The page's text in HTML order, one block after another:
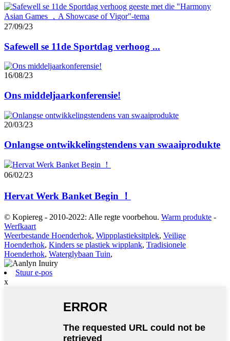
27/09/23
Safewell se 11de Sportdag verhoog ...
16/08/23
Ons middeljaarkonferensie!
20/03/23
Onlangse ontwikkelingstendens van swaaiprodukte
06/02/23
Hervat Werk Banket Begin ！
© Kopiereg - 2010-2022: Alle regte voorbehou. Warm produkte -
Werfkaart
Weerbestande Hoenderhok, Wippplastieksitplek, Veilige
Hoenderhok, Kinders se plastiek wipplank, Tradisionele
Hoenderhok, Waterglybaan Tuin,
Stuur e-pos
x